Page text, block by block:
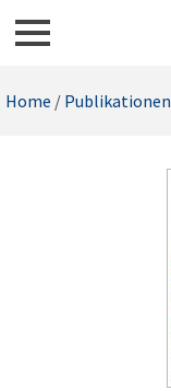
Home / Publikationen